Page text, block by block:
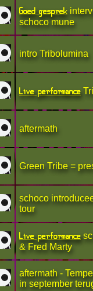
Goed gesprek
schoco mune
intro Tribolumina
Live performance
aftermath
Green Tribe =
schoco
tour
Live performance
& Fred Marty
aftermath -
in september